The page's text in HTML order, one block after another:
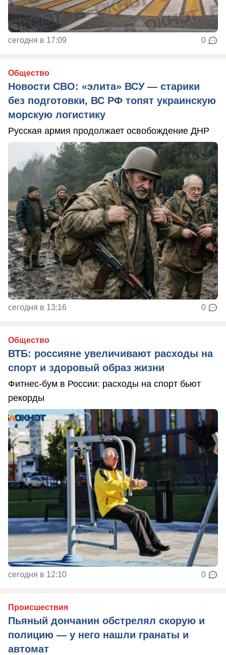
сегодня в 17:09 0
Общество
Новости СВО: «элита» ВСУ — старики
без подготовки, ВС РФ топят украинскую
морскую логистику
Русская армия продолжает освобождение ДНР
сегодня в 13:16 0
Общество
ВТБ: россияне увеличивают расходы на
спорт и здоровый образ жизни
Фитнес-бум в России: расходы на спорт бьют
рекорды
сегодня в 12:10 0
Происшествия
Пьяный дончанин обстрелял скорую и
полицию — у него нашли гранаты и
автомат